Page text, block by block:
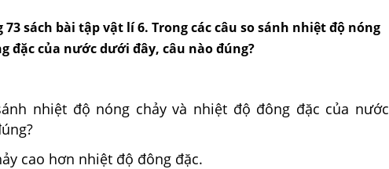
73 sách bài tập vật lí 6. Trong các câu so sánh nhiệt độ nóng
đặc của nước dưới đây, câu nào đúng?
nhiệt độ nóng chảy và nhiệt độ đông đặc của nước
cao hơn nhiệt độ đông đặc.